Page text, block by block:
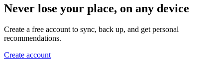
Never lose your place, on any device
Create a free account to sync, back up, and get personal
recommendations.
Create account